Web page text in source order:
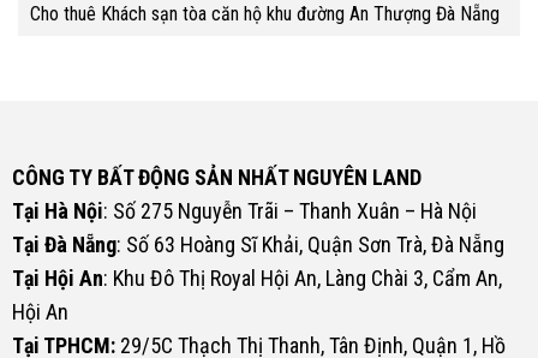
Cho thuê Khách sạn tòa căn hộ khu đường An Thượng Đà Nẵng
CÔNG TY BẤT ĐỘNG SẢN NHẤT NGUYÊN LAND
Tại Hà Nội: Số 275 Nguyễn Trãi – Thanh Xuân – Hà Nội
Tại Đà Nẵng: Số 63 Hoàng Sĩ Khải, Quận Sơn Trà, Đà Nẵng
Tại Hội An: Khu Đô Thị Royal Hội An, Làng Chài 3, Cẩm An,
Hội An
Tại TPHCM:29/5C Thạch Thị Thanh, Tân Định, Quận 1, Hồ